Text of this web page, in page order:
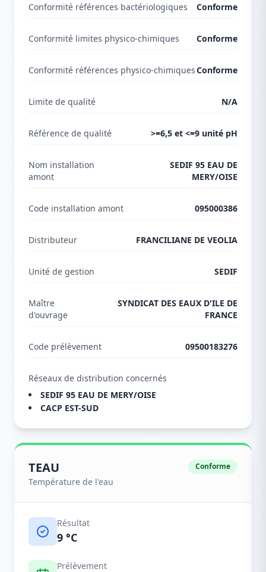
Conformité références bactériologiques Conforme
Conformité limites physico-chimiques Conforme
Conformité références physico-chimiquesConforme
Limite de qualité N/A
Référence de qualité >=6,5 et <=9 unité pH
Nom installation
amont
SEDIF 95 EAU DE
MERY/OISE
Code installation amont 095000386
Distributeur FRANCILIANE DE VEOLIA
Unité de gestion SEDIF
Maître
d'ouvrage
SYNDICAT DES EAUX D'ILE DE
FRANCE
Code prélèvement 09500183276
Réseaux de distribution concernés
SEDIF 95 EAU DE MERY/OISE
CACP EST-SUD
TEAU
Température de l'eau
Conforme
Résultat
9 °C
Prélèvement